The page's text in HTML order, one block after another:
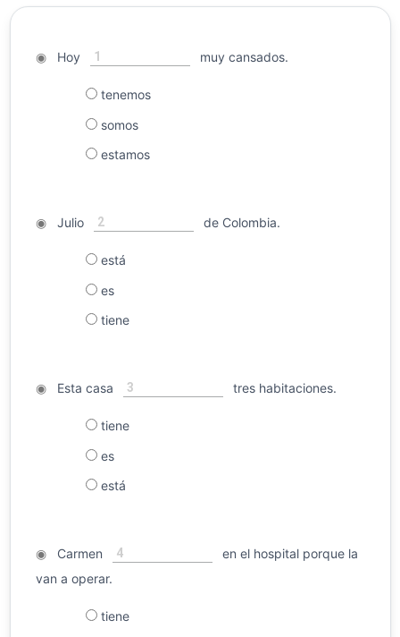
◉Hoy 1 muy cansados.
tenemos
somos
estamos
◉Julio 2 de Colombia.
está
es
tiene
◉Esta casa 3 tres habitaciones.
tiene
es
está
◉Carmen 4
en el hospital porque la
van a operar.
tiene